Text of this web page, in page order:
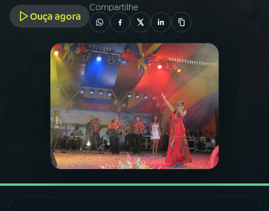
PROGRAMAS
PODCASTS
VIDEOCASTS
Ouça agora
Compartilhe